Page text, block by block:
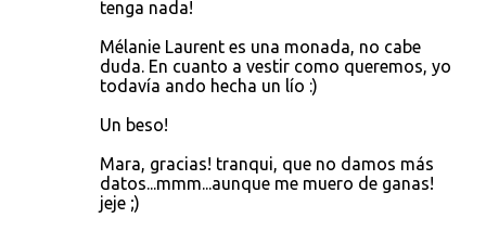
tenga nada!
Mélanie Laurent es una monada, no cabe
duda. En cuanto a vestir como queremos, yo
todavía ando hecha un lío :)
Un beso!
Mara, gracias! tranqui, que no damos más
datos...mmm...aunque me muero de ganas!
jeje ;)